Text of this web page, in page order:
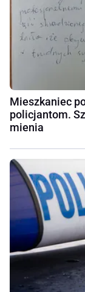
Mieszkaniec
policjantom.
mienia